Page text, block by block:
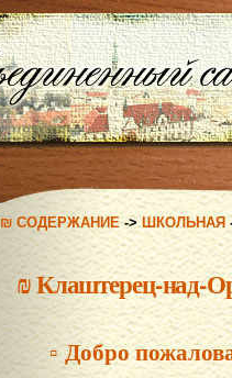
₪ СОДЕРЖАНИЕ->ШКОЛЬНАЯ
₪Клаштерец-над-
▫ Добро